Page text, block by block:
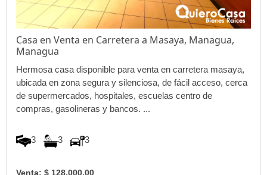
Casa en Venta en Carretera a Masaya, Managua,
Managua
Hermosa casa disponible para venta en carretera masaya,
ubicada en zona segura y silenciosa, de fácil acceso, cerca
de supermercados, hospitales, escuelas centro de
compras, gasolineras y bancos. ...
3 3 3
Venta: $ 128,000.00